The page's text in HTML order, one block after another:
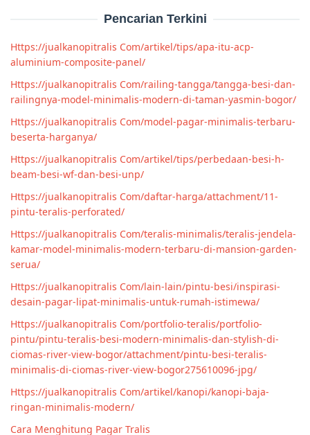
Pencarian Terkini
Https://jualkanopitralis Com/artikel/tips/apa-itu-acp-
aluminium-composite-panel/
Https://jualkanopitralis Com/railing-tangga/tangga-besi-dan-
railingnya-model-minimalis-modern-di-taman-yasmin-bogor/
Https://jualkanopitralis Com/model-pagar-minimalis-terbaru-
beserta-harganya/
Https://jualkanopitralis Com/artikel/tips/perbedaan-besi-h-
beam-besi-wf-dan-besi-unp/
Https://jualkanopitralis Com/daftar-harga/attachment/11-
pintu-teralis-perforated/
Https://jualkanopitralis Com/teralis-minimalis/teralis-jendela-
kamar-model-minimalis-modern-terbaru-di-mansion-garden-
serua/
Https://jualkanopitralis Com/lain-lain/pintu-besi/inspirasi-
desain-pagar-lipat-minimalis-untuk-rumah-istimewa/
Https://jualkanopitralis Com/portfolio-teralis/portfolio-
pintu/pintu-teralis-besi-modern-minimalis-dan-stylish-di-
ciomas-river-view-bogor/attachment/pintu-besi-teralis-
minimalis-di-ciomas-river-view-bogor275610096-jpg/
Https://jualkanopitralis Com/artikel/kanopi/kanopi-baja-
ringan-minimalis-modern/
Cara Menghitung Pagar Tralis